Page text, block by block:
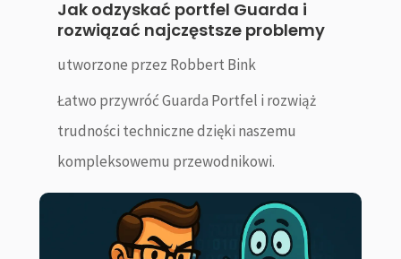
Jak odzyskać portfel Guarda i
rozwiązać najczęstsze problemy
utworzone przez Robbert Bink
Łatwo przywróć Guarda Portfel i rozwiąż
trudności techniczne dzięki naszemu
kompleksowemu przewodnikowi.